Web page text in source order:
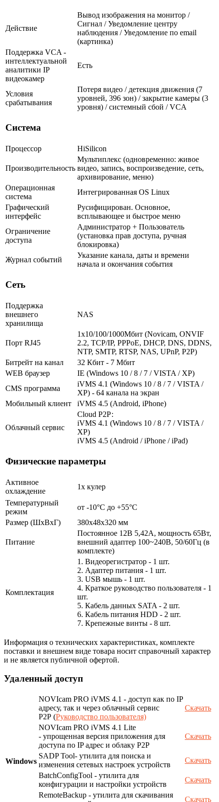
Действие
Вывод изображения на монитор /
Сигнал / Уведомление центру
наблюдения / Уведомление по email
(картинка)
Поддержка VCA -
интеллектуальной
аналитики IP
видеокамер
Есть
Условия
срабатывания
Потеря видео / детекция движения (7
уровней, 396 зон) / закрытие камеры (3
уровня) / системный сбой / VCA
Система
Процессор HiSilicon
Производительность
Мультиплекс (одновременно: живое
видео, запись, воспроизведение, сеть,
архивирование, меню)
Операционная
система
Интегрированная OS Linux
Графический
интерфейс
Русифицирован. Основное,
всплывающее и быстрое меню
Ограничение
доступа
Администратор + Пользователь
(установка прав доступа, ручная
блокировка)
Журнал событий
Указание канала, даты и времени
начала и окончания события
Сеть
Поддержка
внешнего
хранилища
NAS
Порт RJ45
1х10/100/1000Мбит (Novicam, ONVIF
2.2, TCP/IP, PPPoE, DHCP, DNS, DDNS,
NTP, SMTP, RTSP, NAS, UPnP, P2P)
Битрейт на канал
32 Кбит - 7 Мбит
WEB браузер
IE (Windows 10 / 8 / 7 / VISTA / XP)
CMS программа
iVMS 4.1 (Windows 10 / 8 / 7 / VISTA /
XP) - 64 канала на экран
Мобильный клиент
iVMS 4.5 (Android, iPhone)
Облачный сервис
Cloud Р2Р:
iVMS 4.1 (Windows 10 / 8 / 7 / VISTA /
XP)
iVMS 4.5 (Android / iPhone / iPad)
Физические параметры
Активное
охлаждение
1х кулер
Температурный
режим
от -10°C до +55°C
Размер (ШxВxГ)
380x48x320 мм
Питание
Постоянное 12В 5,42А, мощность 65Вт,
внешний адаптер 100~240В, 50/60Гц (в
комплекте)
Комплектация
1. Видеорегистратор - 1 шт.
2. Адаптер питания - 1 шт.
3. USB мышь - 1 шт.
4. Краткое руководство пользователя - 1
шт.
5. Кабель данных SATA - 2 шт.
6. Кабель питания HDD - 2 шт.
7. Крепежные винты - 8 шт.
Информация о технических характеристиках, комплекте
поставки и внешнем виде товара носит справочный характер
и не является публичной офертой.
Удаленный доступ
Windows
NOVIcam PRO iVMS 4.1 - доступ как по IP
адресу, так и через облачный сервис
P2P (Руководство пользователя)
Скачать
NOVIcam PRO iVMS 4.1 Lite
- упрощенная версия приложения для
доступа по IP адрес и облаку P2P
Скачать
SADP Tool- утилита для поиска и
изменения сетевых настроек устройств
Скачать
BatchConfigTool - утилита для
конфигурации и настройки устройств
Скачать
RemoteBackup - утилита для скачивания
Скачать